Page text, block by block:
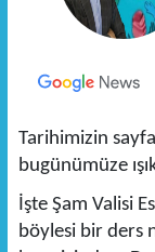
Tarihimizin
bugünümüze
İşte Şam Valisi
böylesi bir ders